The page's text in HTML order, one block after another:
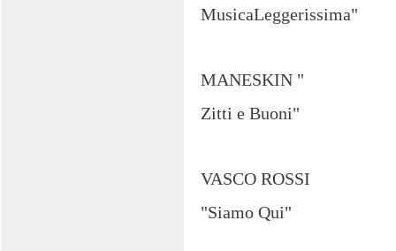
MusicaLeggerissima"
MANESKIN "
Zitti e Buoni"
VASCO ROSSI
"Siamo Qui"